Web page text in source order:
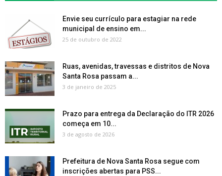
Envie seu currículo para estagiar na rede
municipal de ensino em...
25 de outubro de 2022
Ruas, avenidas, travessas e distritos de Nova
Santa Rosa passam a...
3 de janeiro de 2025
Prazo para entrega da Declaração do ITR 2026
começa em 10...
3 de agosto de 2026
Prefeitura de Nova Santa Rosa segue com
inscrições abertas para PSS...